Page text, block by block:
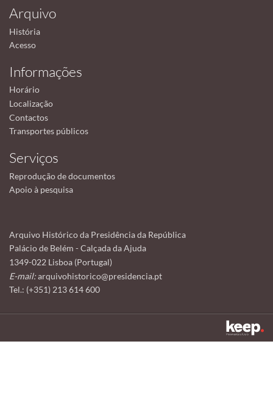
Arquivo
História
Acesso
Informações
Horário
Localização
Contactos
Transportes públicos
Serviços
Reprodução de documentos
Apoio à pesquisa
Arquivo Histórico da Presidência da República
Palácio de Belém - Calçada da Ajuda
1349-022 Lisboa (Portugal)
E-mail:arquivohistorico@presidencia.pt
Tel.: (+351) 213 614 600